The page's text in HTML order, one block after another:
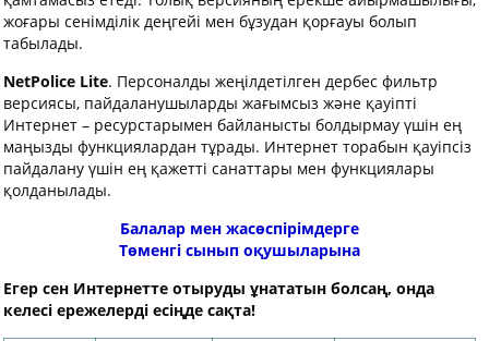
жоғары сенімділік деңгейі мен бұзудан қорғауы болып
табылады.
NetPolice Lite. Персоналды жеңілдетілген дербес фильтр
версиясы, пайдаланушыларды жағымсыз және қауіпті
Интернет – ресурстарымен байланысты болдырмау үшін ең
маңызды функциялардан тұрады. Интернет торабын қауіпсіз
пайдалану үшін ең қажетті санаттары мен функциялары
қолданылады.
Балалар мен жасөспірімдерге
Төменгі сынып оқушыларына
Егер сен Интернетте отыруды ұнататын болсаң, онда
келесі ережелерді есіңде сақта!